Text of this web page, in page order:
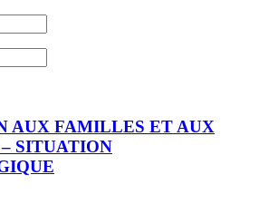
AUX FAMILLES ET AUX
SITUATION